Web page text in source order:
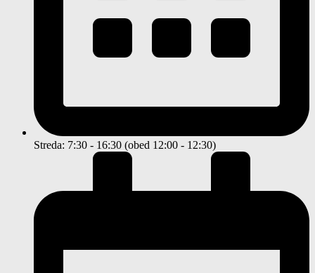
Streda: 7:30 - 16:30 (obed 12:00 - 12:30)